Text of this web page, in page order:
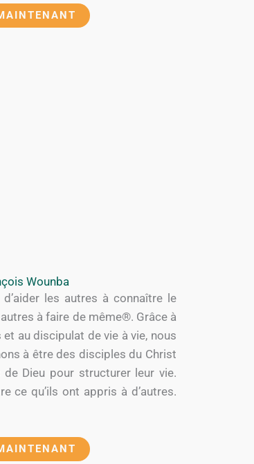
Wounba
les autres à connaître le
à faire de même®. Grâce à
au discipulat de vie à vie, nous
à être des disciples du Christ
Dieu pour structurer leur vie.
ce qu’ils ont appris à d’autres.